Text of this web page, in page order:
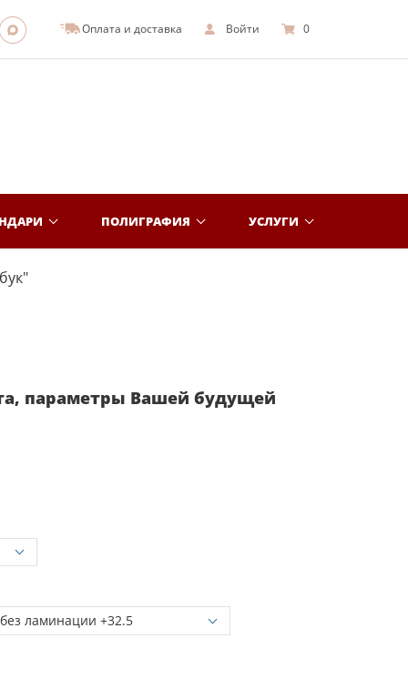
Оплата и доставка Войти 0
ПОЛИГРАФИЯ УСЛУГИ
параметры Вашей будущей